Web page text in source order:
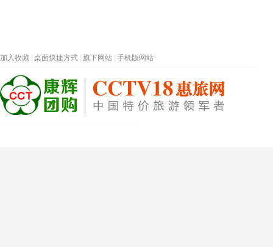
加入收藏 桌面快捷方式 旗下网站 手机版网站